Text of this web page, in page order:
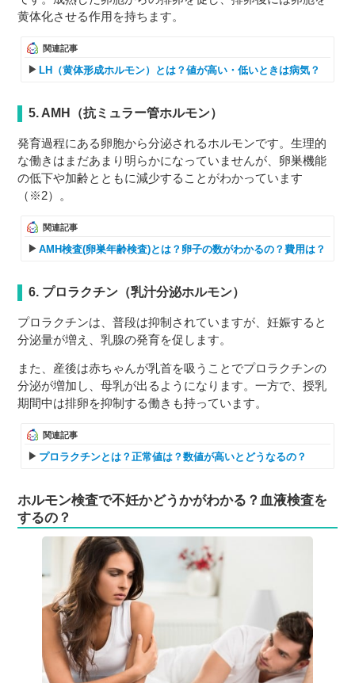
黄体化させる作用を持ちます。
関連記事
LH（黄体形成ホルモン）とは？値が高い・低いときは病気？
5. AMH（抗ミュラー管ホルモン）
発育過程にある卵胞から分泌されるホルモンです。生理的
な働きはまだあまり明らかになっていませんが、卵巣機能
の低下や加齢とともに減少することがわかっています
（※2）。
関連記事
AMH検査(卵巣年齢検査)とは？卵子の数がわかるの？費用は？
6. プロラクチン（乳汁分泌ホルモン）
プロラクチンは、普段は抑制されていますが、妊娠すると
分泌量が増え、乳腺の発育を促します。
また、産後は赤ちゃんが乳首を吸うことでプロラクチンの
分泌が増加し、母乳が出るようになります。一方で、授乳
期間中は排卵を抑制する働きも持っています。
関連記事
プロラクチンとは？正常値は？数値が高いとどうなるの？
ホルモン検査で不妊かどうかがわかる？血液検査を
するの？